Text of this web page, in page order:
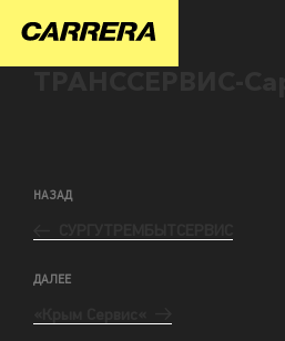
НАЗАД
ДАЛЕЕ